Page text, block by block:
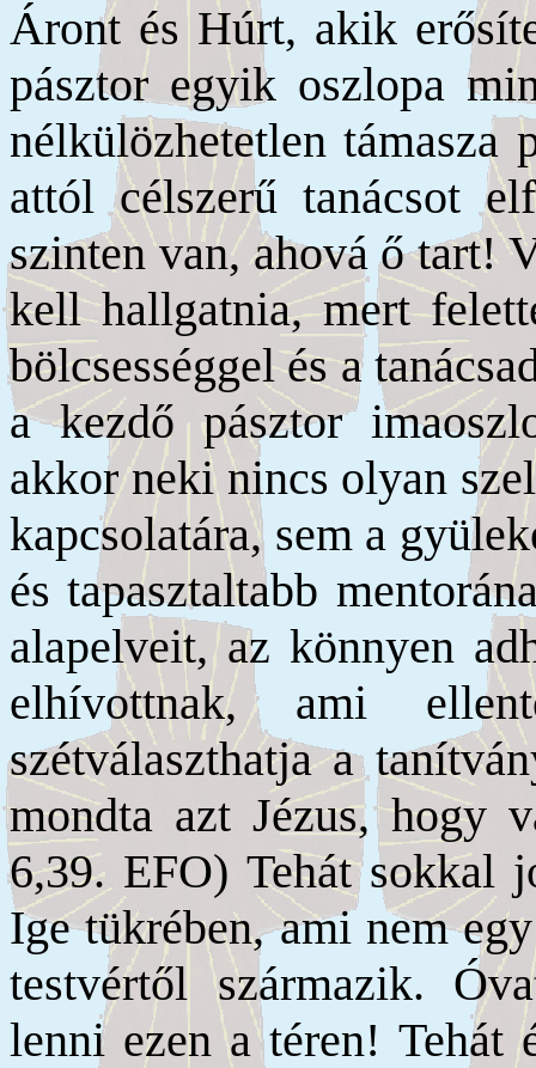
Áront és Húrt, akik
pásztor egyik oszlopa
nélkülözhetetlen támasza
attól célszerű tanácsot
szinten van, ahová ő tart!
kell hallgatnia, mert
bölcsességgel és a
a kezdő pásztor
akkor neki nincs olyan
kapcsolatára, sem a
és tapasztaltabb
alapelveit, az könnyen
elhívottnak, ami
szétválaszthatja a
mondta azt Jézus, hogy
6,39. EFO) Tehát sokkal
Ige tükrében, ami nem
testvértől származik.
lenni ezen a téren! Tehát